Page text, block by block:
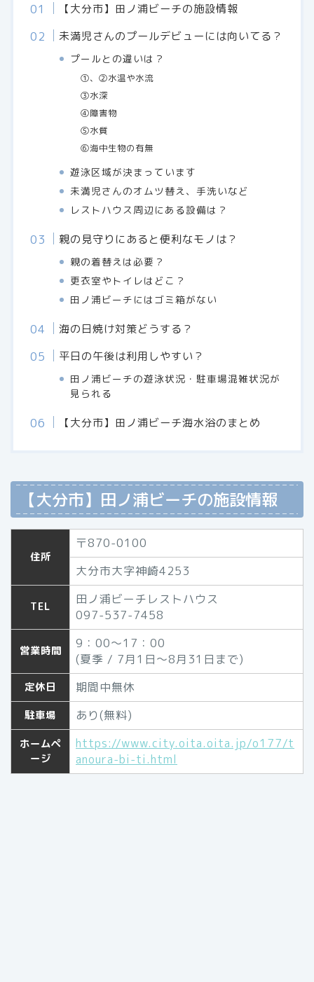
【大分市】田ノ浦ビーチの施設情報
未満児さんのプールデビューには向いてる？
プールとの違いは？
①、②水温や水流
③水深
④障害物
⑤水質
⑥海中生物の有無
遊泳区域が決まっています
未満児さんのオムツ替え、手洗いなど
レストハウス周辺にある設備は？
親の見守りにあると便利なモノは？
親の着替えは必要？
更衣室やトイレはどこ？
田ノ浦ビーチにはゴミ箱がない
海の日焼け対策どうする？
平日の午後は利用しやすい？
田ノ浦ビーチの遊泳状況・駐車場混雑状況が
見られる
【大分市】田ノ浦ビーチ海水浴のまとめ
【大分市】田ノ浦ビーチの施設情報
住所
〒870-0100
大分市大字神崎4253
TEL
田ノ浦ビーチレストハウス
097-537-7458
営業時間
9：00～17：00
(夏季 / 7月1日～8月31日まで)
定休日 期間中無休
駐車場 あり(無料)
ホームペ
ージ
https://www.city.oita.oita.jp/o177/t
anoura-bi-ti.html